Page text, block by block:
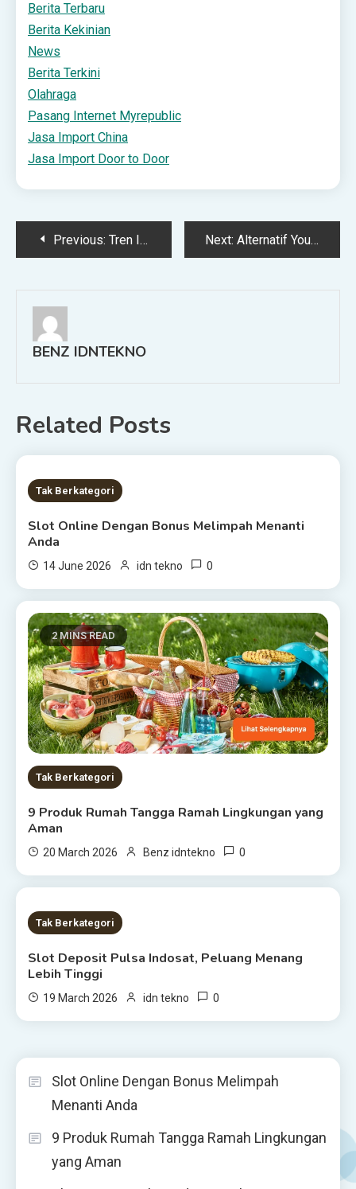
Berita Terbaru
Berita Kekinian
News
Berita Terkini
Olahraga
Pasang Internet Myrepublic
Jasa Import China
Jasa Import Door to Door
PostPrevious: Tren Industri Fashion Lokal di Indonesia Next: Alternatif YouTube Premium 2025: 5 Platform Video Bebas Iklan Terbaik
BENZ IDNTEKNO
Related Posts
8 MINS READ
Tak Berkategori
Slot Online Dengan Bonus Melimpah Menanti
Anda
14 June 2026 idn tekno 0
2 MINS READ
Tak Berkategori
9 Produk Rumah Tangga Ramah Lingkungan yang
Aman
20 March 2026 Benz idntekno 0
1 MIN READ
Tak Berkategori
Slot Deposit Pulsa Indosat, Peluang Menang
Lebih Tinggi
19 March 2026 idn tekno 0
Slot Online Dengan Bonus Melimpah
Menanti Anda
9 Produk Rumah Tangga Ramah Lingkungan
yang Aman